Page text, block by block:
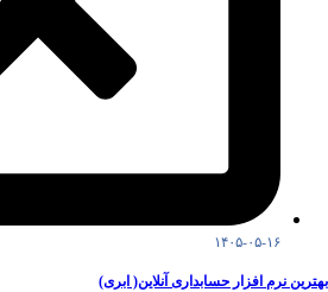
۱۴۰۵-۰۵-۱۶
بهترین نرم افزار حسابداری آنلاین( ابری)